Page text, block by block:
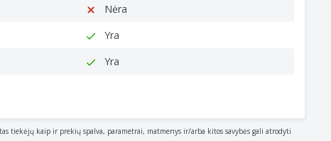
Nėra
Yra
Yra
tiekėjų kaip ir prekių spalva, parametrai, matmenys ir/arba kitos savybės gali atrodyti